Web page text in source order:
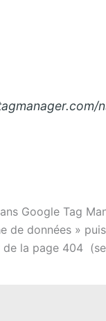
Google Tag
de données »
la page 404